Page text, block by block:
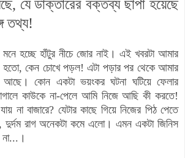
যে ডাক্তারের বক্তব্য ছাপা হয়েছে
তথ্য!
হচ্ছে হাঁটুর নীচে জোর নাই। এই খবরটা আমার
হতো, কেন চোখে পড়ল! এটা পড়ার পর থেকে আমার
আছে। কোন একটা ভয়ংকর ঘটনা ঘটিয়ে ফেলার
কাউকে না-পেলে আমি নিজে আছি কী করতে!
না বাজারে? যেটার কাছে গিয়ে নিজের পিঠ পেতে
দুর্দম রাগ অনেকটা কমে এলো। এমন একটা জিনিস